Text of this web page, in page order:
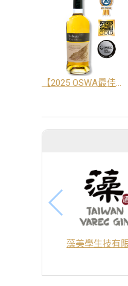
【2025 OSWA最佳調和威士忌大獎】艾德麥康「教父」雪莉桶調和威士忌 46%